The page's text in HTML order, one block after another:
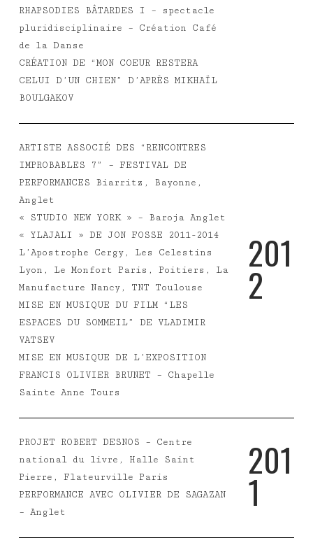
RHAPSODIES BÂTARDES I – spectacle
pluridisciplinaire – Création Café
de la Danse
CRÉATION DE “MON COEUR RESTERA
CELUI D’UN CHIEN” D’APRÈS MIKHAÏL
BOULGAKOV
ARTISTE ASSOCIÉ DES “RENCONTRES
IMPROBABLES 7” – FESTIVAL DE
PERFORMANCES Biarritz, Bayonne,
Anglet
« STUDIO NEW YORK » – Baroja Anglet
« YLAJALI » DE JON FOSSE 2011-2014
L’Apostrophe Cergy, Les Celestins
Lyon, Le Monfort Paris, Poitiers, La
Manufacture Nancy, TNT Toulouse
MISE EN MUSIQUE DU FILM “LES
ESPACES DU SOMMEIL” DE VLADIMIR
VATSEV
MISE EN MUSIQUE DE L’EXPOSITION
FRANCIS OLIVIER BRUNET – Chapelle
Sainte Anne Tours
201
2
PROJET ROBERT DESNOS – Centre
national du livre, Halle Saint
Pierre, Flateurville Paris
PERFORMANCE AVEC OLIVIER DE SAGAZAN
– Anglet
201
1